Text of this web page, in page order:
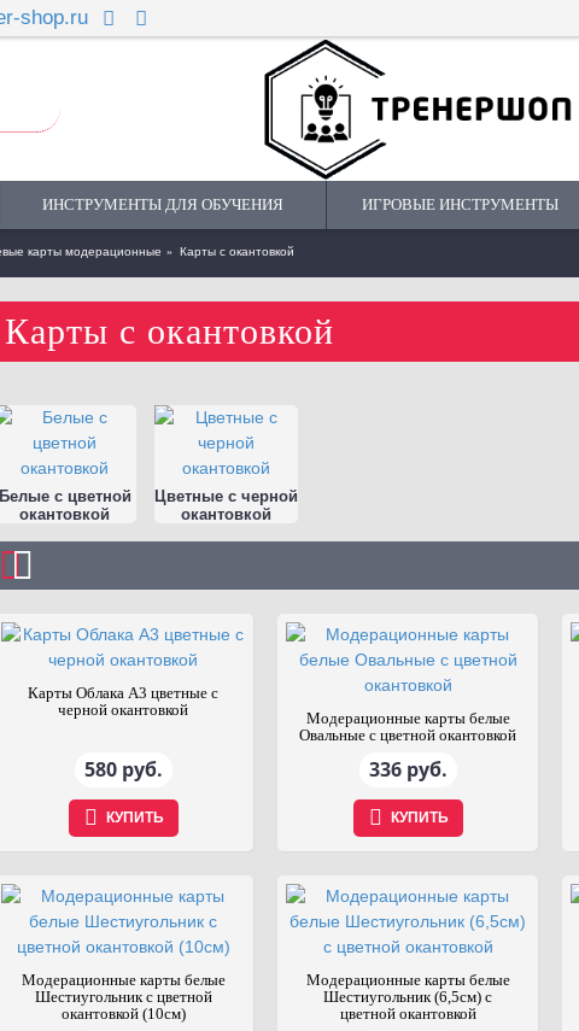
shop.ru
ИНСТРУМЕНТЫ ДЛЯ ОБУЧЕНИЯ ИГРОВЫЕ ИНСТРУМЕНТЫ
карты модерационные Карты с окантовкой
Стена клейкая
фасилитационная Зелёная
1300 руб.
Карты с окантовкой
Белые с цветной
окантовкой
Цветные с черной
окантовкой
Карты Облака А3 цветные с
черной окантовкой
580 руб.
КУПИТЬ
Модерационные карты белые
Овальные с цветной окантовкой
336 руб.
КУПИТЬ
Модерационные карты белые
Шестиугольник с цветной
окантовкой (10см)
Модерационные карты белые
Шестиугольник (6,5см) с
цветной окантовкой